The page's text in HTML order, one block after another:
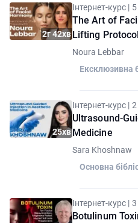
2г 42хв
Інтернет-курс |
The Art of
Lifting
Noura Lebbar
Ексклюзивна
25хв
Інтернет-курс |
Ultrasound-
Medicine
Sara Khoshnaw
Основна
Інтернет-курс |
Botulinum